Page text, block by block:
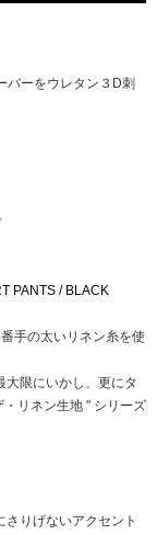
バーをウレタン３D刺
PANTS / BLACK
手の太いリネン糸を使
限にいかし、更にタ
リネン生地 " シリーズ
りげないアクセント